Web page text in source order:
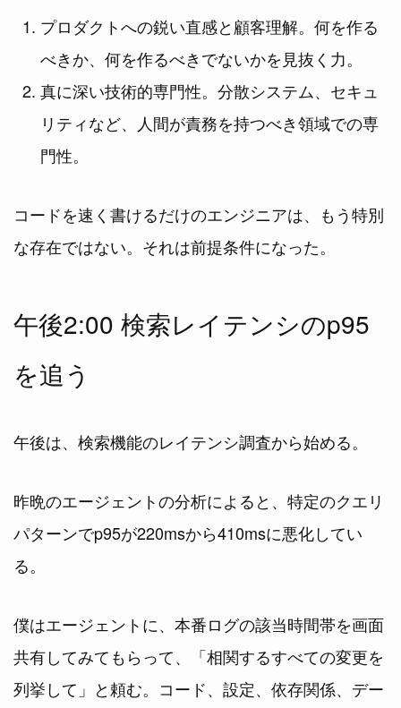
プロダクトへの鋭い直感と顧客理解。何を作る
べきか、何を作るべきでないかを見抜く力。
真に深い技術的専門性。分散システム、セキュ
リティなど、人間が責務を持つべき領域での専
門性。
コードを速く書けるだけのエンジニアは、もう特別
な存在ではない。それは前提条件になった。
午後2:00 検索レイテンシのp95
を追う
午後は、検索機能のレイテンシ調査から始める。
昨晩のエージェントの分析によると、特定のクエリ
パターンでp95が220msから410msに悪化してい
る。
僕はエージェントに、本番ログの該当時間帯を画面
共有してみてもらって、「相関するすべての変更を
列挙して」と頼む。コード、設定、依存関係、デー